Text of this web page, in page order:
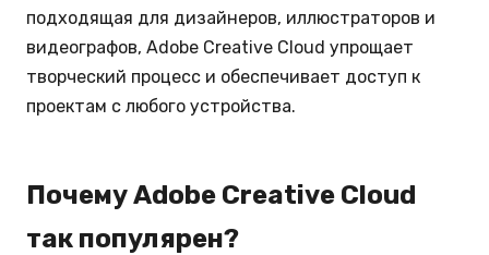
подходящая для дизайнеров, иллюстраторов и
видеографов, Adobe Creative Cloud упрощает
творческий процесс и обеспечивает доступ к
проектам с любого устройства.
Почему Adobe Creative Cloud
так популярен?